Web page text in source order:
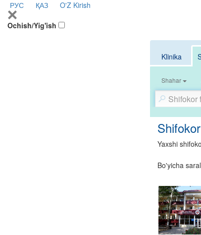
РУС ҚАЗ O'Z Kirish
Ochish/Yig'ish
Klinika
Shahar
Yaxshi
Bo'yicha